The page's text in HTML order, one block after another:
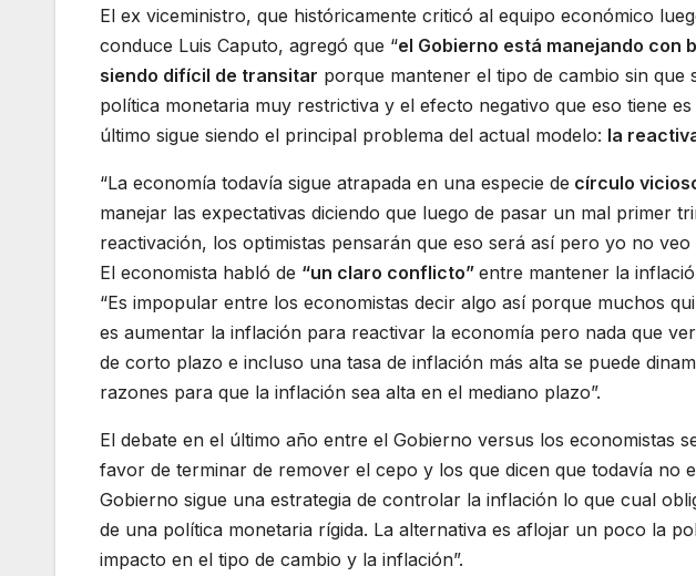
El ex viceministro, que históricamente criticó al equipo económico
conduce Luis Caputo, agregó que “el Gobierno está manejando con
siendo difícil de transitar porque mantener el tipo de cambio sin
política monetaria muy restrictiva y el efecto negativo que eso tiene
último sigue siendo el principal problema del actual modelo: la
“La economía todavía sigue atrapada en una especie de círculo
manejar las expectativas diciendo que luego de pasar un mal primer
reactivación, los optimistas pensarán que eso será así pero yo no
El economista habló de “un claro conflicto” entre mantener la
“Es impopular entre los economistas decir algo así porque muchos
es aumentar la inflación para reactivar la economía pero nada que
de corto plazo e incluso una tasa de inflación más alta se puede
razones para que la inflación sea alta en el mediano plazo”.
El debate en el último año entre el Gobierno versus los economistas
favor de terminar de remover el cepo y los que dicen que todavía no
Gobierno sigue una estrategia de controlar la inflación lo que cual
de una política monetaria rígida. La alternativa es aflojar un poco la
impacto en el tipo de cambio y la inflación”.